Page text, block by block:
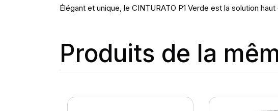
Élégant et unique, le CINTURATO P1 Verde est la solution
Produits de la